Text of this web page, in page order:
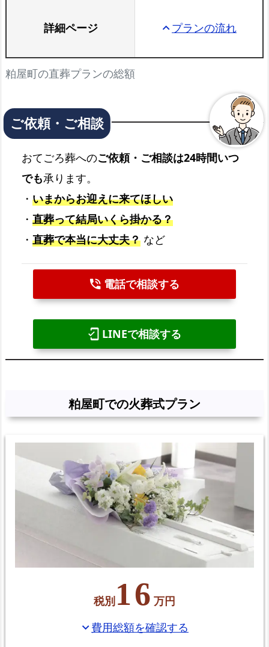
粕屋町の直葬プランの総額
詳細ページ keyboard_arrow_upプランの流れ
おてごろ葬へのご依頼・ご相談は24時間いつ
でも承ります。
・ いまからお迎えに来てほしい
・ 直葬って結局いくら掛かる？
・ 直葬で本当に大丈夫？など
phone_in_talk電話で相談する
mobile_friendly LINEで相談する
粕屋町での火葬式プラン
税別16万円
expand_more費用総額を確認する